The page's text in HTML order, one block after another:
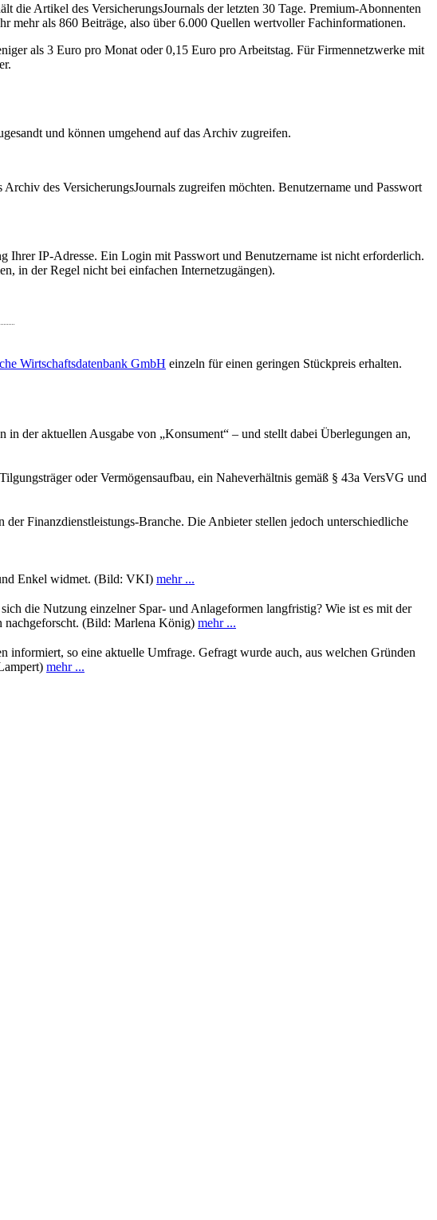
Artikel des VersicherungsJournals der letzten 30 Tage. Premium-Abonnenten
mehr als 860 Beiträge, also über 6.000 Quellen wertvoller Fachinformationen.
als 3 Euro pro Monat oder 0,15 Euro pro Arbeitstag. Für Firmennetzwerke mit
und können umgehend auf das Archiv zugreifen.
des VersicherungsJournals zugreifen möchten. Benutzername und Passwort
Ihrer IP-Adresse. Ein Login mit Passwort und Benutzername ist nicht erforderlich.
in der Regel nicht bei einfachen Internetzugängen).
Wirtschaftsdatenbank GmbH einzeln für einen geringen Stückpreis erhalten.
der aktuellen Ausgabe von „Konsument“ – und stellt dabei Überlegungen an,
oder Vermögensaufbau, ein Naheverhältnis gemäß § 43a VersVG und
Finanzdienstleistungs-Branche. Die Anbieter stellen jedoch unterschiedliche
Enkel widmet. (Bild: VKI) mehr ...
die Nutzung einzelner Spar- und Anlageformen langfristig? Wie ist es mit der
nachgeforscht. (Bild: Marlena König) mehr ...
informiert, so eine aktuelle Umfrage. Gefragt wurde auch, aus welchen Gründen
mehr ...